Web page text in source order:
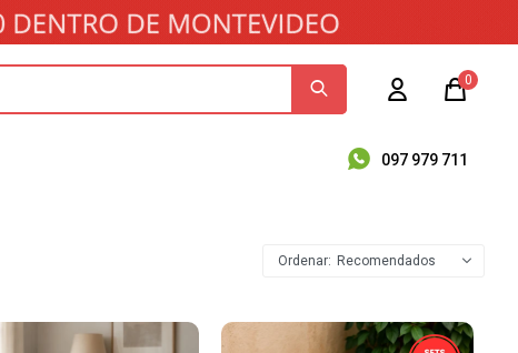
097 979 711
0
Recomendados